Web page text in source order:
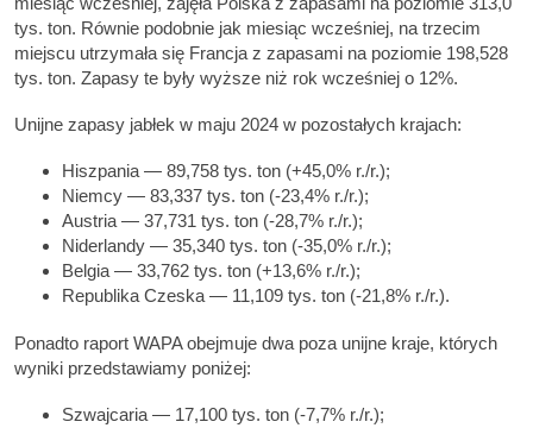
tys. ton. Równie podobnie jak miesiąc wcześniej, na trzecim
miejscu utrzymała się Francja z zapasami na poziomie 198,528
tys. ton. Zapasy te były wyższe niż rok wcześniej o 12%.
Unijne zapasy jabłek w maju 2024 w pozostałych krajach:
Hiszpania — 89,758 tys. ton (+45,0% r./r.);
Niemcy — 83,337 tys. ton (-23,4% r./r.);
Austria — 37,731 tys. ton (-28,7% r./r.);
Niderlandy — 35,340 tys. ton (-35,0% r./r.);
Belgia — 33,762 tys. ton (+13,6% r./r.);
Republika Czeska — 11,109 tys. ton (-21,8% r./r.).
Ponadto raport WAPA obejmuje dwa poza unijne kraje, których
wyniki przedstawiamy poniżej:
Szwajcaria — 17,100 tys. ton (-7,7% r./r.);